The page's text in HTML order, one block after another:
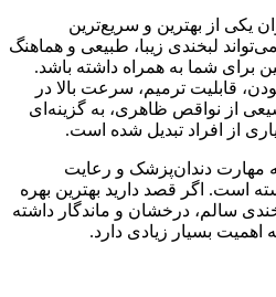
یکی از بهترین و سریع‌ترین
لبخندی زیبا، طبیعی و هماهنگ
برای شما به همراه داشته باشد.
قابلیت ترمیم، سرعت بالا در
از نواقص ظاهری، به گزینه‌ای
از افراد تبدیل شده است.
به مهارت دندان‌پزشک و رعایت
است. اگر قصد دارید بهترین بهره
سالم، درخشان و ماندگار داشته
اهمیت بسیار زیادی دارد.